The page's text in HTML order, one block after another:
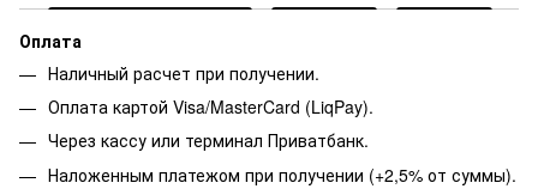
Оплата
Наличный расчет при получении.
Оплата картой Visa/MasterCard (LiqPay).
Через кассу или терминал Приватбанк.
Наложенным платежом при получении (+2,5% от суммы).